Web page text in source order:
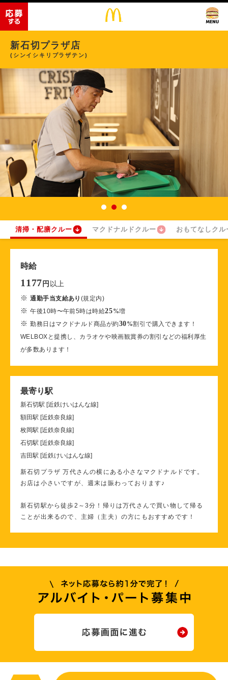
新石切プラザ店
(シンイシキリプラザテン)
清掃・配膳クルー マクドナルドクルー おもてなしクル
時給
1177 円 以上
※通勤手当支給あり (規定内)
※午後10時〜午前5時は時給25%増
※勤務日はマクドナルド商品が約30%割引で購入できます！
WELBOXと提携し、カラオケや映画観賞券の割引などの福利厚生
が多数あります！
最寄り駅
新石切駅 [近鉄けいはんな線]
額田駅 [近鉄奈良線]
枚岡駅 [近鉄奈良線]
石切駅 [近鉄奈良線]
吉田駅 [近鉄けいはんな線]
新石切プラザ 万代さんの横にある小さなマクドナルドです。
お店は小さいですが、週末は賑わっております♪
新石切駅から徒歩2～3分！帰りは万代さんで買い物して帰る
ことが出来るので、主婦（主夫）の方にもおすすめです！